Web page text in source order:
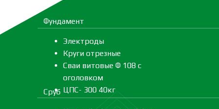
Фундамент
Электроды
Круги отрезные
Сваи витовые Ф 108 с
оголовком
ЦПС- 300 40кг
Сруб